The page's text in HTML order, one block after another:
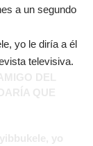
a un segundo
yo le diría a él
televisiva.